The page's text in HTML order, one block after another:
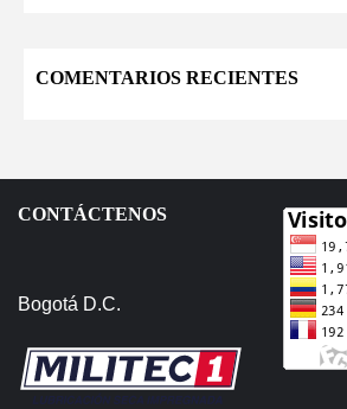
COMENTARIOS RECIENTES
CONTÁCTENOS
Bogotá D.C.